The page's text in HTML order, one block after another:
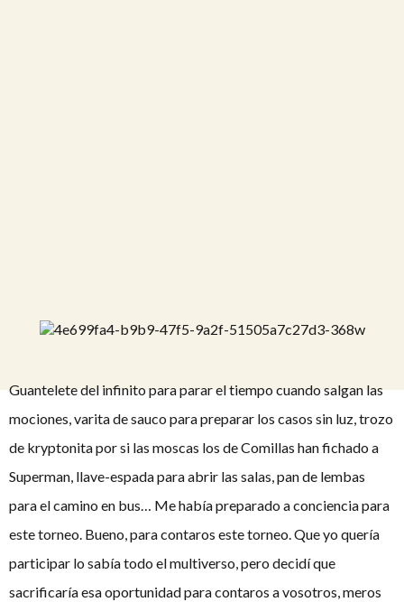
Guantelete del infinito para parar el tiempo cuando salgan las
mociones, varita de sauco para preparar los casos sin luz, trozo
de kryptonita por si las moscas los de Comillas han fichado a
Superman, llave-espada para abrir las salas, pan de lembas
para el camino en bus… Me había preparado a conciencia para
este torneo. Bueno, para contaros este torneo. Que yo quería
participar lo sabía todo el multiverso, pero decidí que
sacrificaría esa oportunidad para contaros a vosotros, meros